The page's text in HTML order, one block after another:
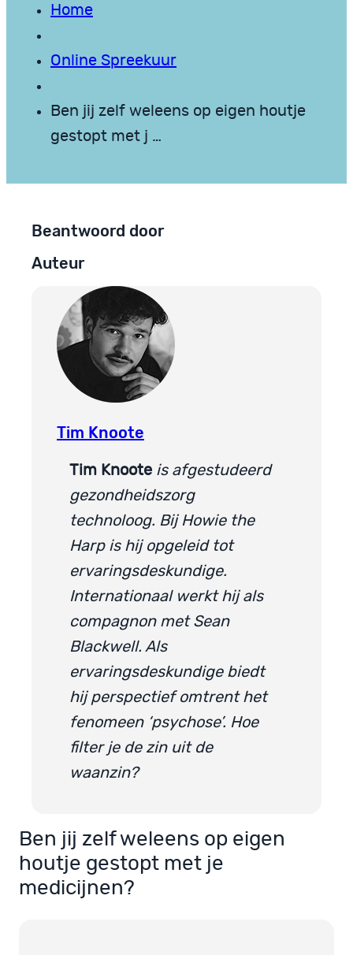
Home
Online Spreekuur
Ben jij zelf weleens op eigen houtje
gestopt met j …
Beantwoord door
Auteur
Tim Knoote
Tim Knoote is afgestudeerd
gezondheidszorg
technoloog. Bij Howie the
Harp is hij opgeleid tot
ervaringsdeskundige.
Internationaal werkt hij als
compagnon met Sean
Blackwell. Als
ervaringsdeskundige biedt
hij perspectief omtrent het
fenomeen ‘psychose’. Hoe
filter je de zin uit de
waanzin?
Ben jij zelf weleens op eigen
houtje gestopt met je
medicijnen?